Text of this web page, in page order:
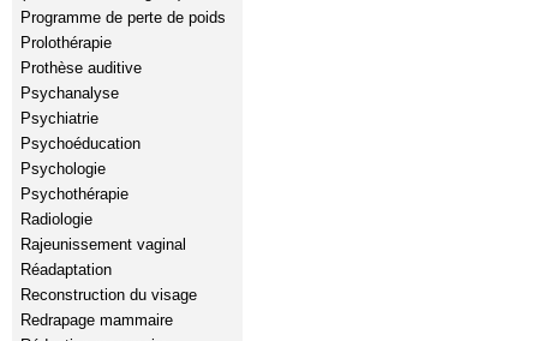
Programme de perte de poids
Prolothérapie
Prothèse auditive
Psychanalyse
Psychiatrie
Psychoéducation
Psychologie
Psychothérapie
Radiologie
Rajeunissement vaginal
Réadaptation
Reconstruction du visage
Redrapage mammaire